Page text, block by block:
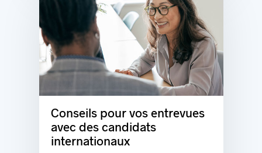
Conseils pour vos entrevues
avec des candidats
internationaux